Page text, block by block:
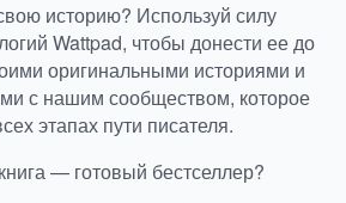
историю? Используй силу
Wattpad, чтобы донести ее до
оригинальными историями и
с нашим сообществом, которое
этапах пути писателя.
— готовый бестселлер?